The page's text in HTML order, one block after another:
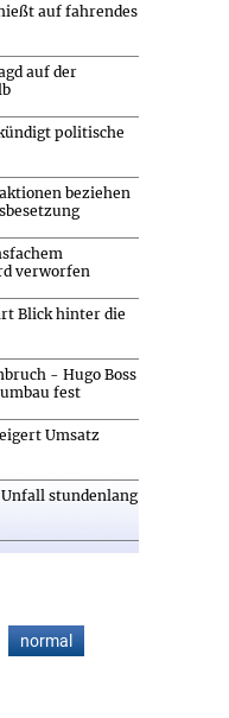
auf fahrendes
auf der
politische
beziehen
verworfen
Blick hinter die
- Hugo Boss
fest
Umsatz
stundenlang
normal